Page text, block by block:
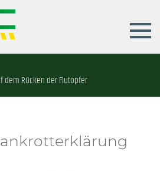
dem Rücken der Flutopfer